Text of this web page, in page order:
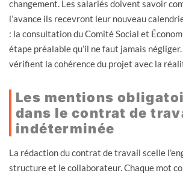
changement. Les salariés doivent savoir
l’avance ils recevront leur nouveau
: la consultation du Comité Social et
étape préalable qu’il ne faut jamais
vérifient la cohérence du projet avec la
Les mentions
dans le contrat de
indéterminée
La rédaction du contrat de travail scelle
structure et le collaborateur. Chaque mot